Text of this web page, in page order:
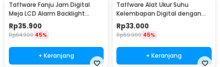
Taffware Fanju Jam Digital
Meja LCD Alarm Backlight
Sensor Suhu - JP9901
Rp35.900
Rp64.900 45%
+ Keranjang
Taffware Alat Ukur Suhu
Kelembapan Digital dengan
Jam Alarm Kalender - HTC-2
Rp33.000
Rp59.900 45%
+ Keranjang